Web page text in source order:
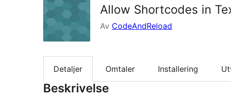
Allow Shortcodes in
Av CodeAndReload
Detaljer Omtaler Installering
Beskrivelse